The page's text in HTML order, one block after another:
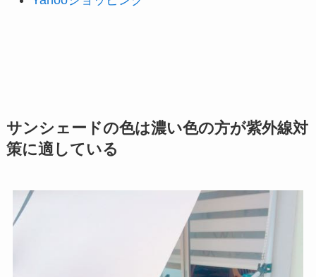
サンシェードの色は濃い色の方が紫外線対
策に適している